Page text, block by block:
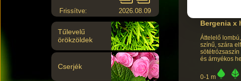
Frissítve: 2026.08.09
Tűlevelű
örökzöldek
Cserjék
Bergenia x
Áttelelő
színű, szára
és árnyékos
0-1 m